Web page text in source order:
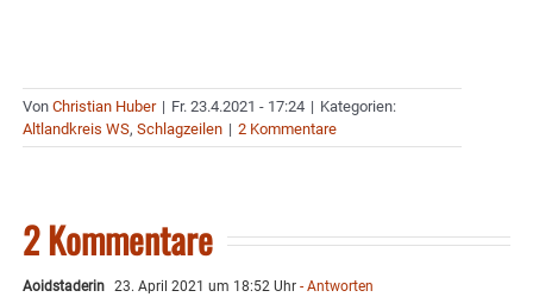
Von Christian Huber | Fr. 23.4.2021 - 17:24 | Kategorien:
Altlandkreis WS, Schlagzeilen | 2 Kommentare
2 Kommentare
Aoidstaderin 23. April 2021 um 18:52 Uhr - Antworten